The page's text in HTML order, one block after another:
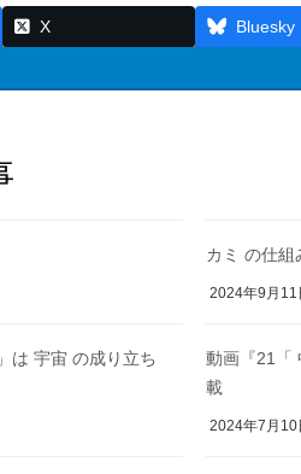
X Bluesky
カミ の仕組
2024年9月11
は 宇宙 の成り立ち
動画『21「
載
2024年7月10